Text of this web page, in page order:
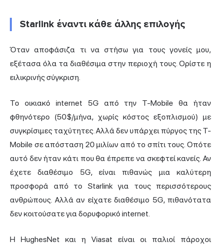
Starlink έναντι κάθε άλλης επιλογής
Όταν αποφάσιζα τι να στήσω για τους γονείς μου,
εξέτασα όλα τα διαθέσιμα στην περιοχή τους. Ορίστε η
ειλικρινής σύγκριση.
Το οικιακό internet 5G από την T-Mobile θα ήταν
φθηνότερο (50$/μήνα, χωρίς κόστος εξοπλισμού) με
συγκρίσιμες ταχύτητες. Αλλά δεν υπάρχει πύργος της T-
Mobile σε απόσταση 20 μιλίων από το σπίτι τους. Οπότε
αυτό δεν ήταν κάτι που θα έπρεπε να σκεφτεί κανείς. Αν
έχετε διαθέσιμο 5G, είναι πιθανώς μια καλύτερη
προσφορά από το Starlink για τους περισσότερους
ανθρώπους. Αλλά αν είχατε διαθέσιμο 5G, πιθανότατα
δεν κοιτούσατε για δορυφορικό internet.
Η HughesNet και η Viasat είναι οι παλιοί πάροχοι